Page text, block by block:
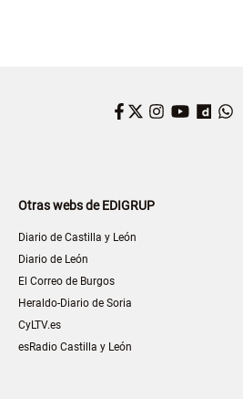
Facebook
Twitter
Instagram
Otras webs de EDIGRUP
Diario de Castilla y León
Diario de León
El Correo de Burgos
Heraldo-Diario de Soria
CyLTV.es
esRadio Castilla y León